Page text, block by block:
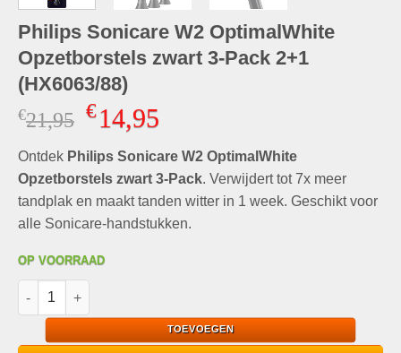
Philips Sonicare W2 OptimalWhite
Opzetborstels zwart 3-Pack 2+1
(HX6063/88)
€21,95 Oorspronkelijke
was:
€21,95.
€14,95Huidige
is:
€14,95.
Ontdek Philips Sonicare W2 OptimalWhite
Opzetborstels zwart 3-Pack. Verwijdert tot 7x meer
tandplak en maakt tanden witter in 1 week. Geschikt voor
alle Sonicare-handstukken.
OP VOORRAAD
Philips Sonicare W2 OptimalWhite Opzetborstels zwart 3-Pack
TOEVOEGEN